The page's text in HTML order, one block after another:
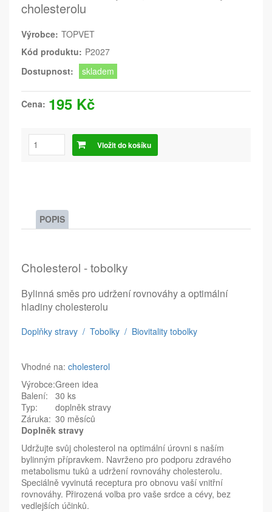
cholesterolu
Výrobce: TOPVET
Kód produktu: P2027
Dostupnost:
skladem
Cena: 195 Kč
Vložit do košíku
POPIS
Cholesterol - tobolky
Bylinná směs pro udržení rovnováhy a optimální
hladiny cholesterolu
Doplňky stravy / Tobolky / Biovitality tobolky
Vhodné na: cholesterol
Výrobce:Green idea
Balení:
30 ks
Typ:
doplněk stravy
Záruka: 30 měsíců
Doplněk stravy
Udržujte svůj cholesterol na optimální úrovni s naším
bylinným přípravkem. Navrženo pro podporu zdravého
metabolismu tuků a udržení rovnováhy cholesterolu.
Speciálně vyvinutá receptura pro obnovu vaší vnitřní
rovnováhy. Přirozená volba pro vaše srdce a cévy, bez
vedlejších účinků.